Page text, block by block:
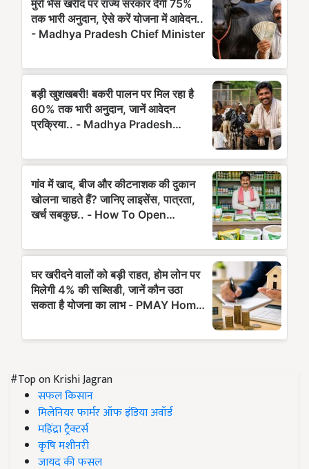
#Top on Krishi Jagran
सफल किसान
मिलेनियर फार्मर ऑफ इंडिया अवॉर्ड
महिंद्रा ट्रैक्टर्स
कृषि मशीनरी
जायद की फसल